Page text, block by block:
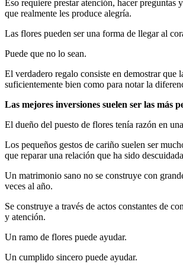
Eso requiere prestar atención, hacer preguntas
que realmente les produce alegría.
Las flores pueden ser una forma de llegar al
Puede que no lo sean.
El verdadero regalo consiste en demostrar que
suficientemente bien como para notar la
Las mejores inversiones suelen ser las más
El dueño del puesto de flores tenía razón en
Los pequeños gestos de cariño suelen ser
que reparar una relación que ha sido
Un matrimonio sano no se construye con
veces al año.
Se construye a través de actos constantes de
y atención.
Un ramo de flores puede ayudar.
Un cumplido sincero puede ayudar.